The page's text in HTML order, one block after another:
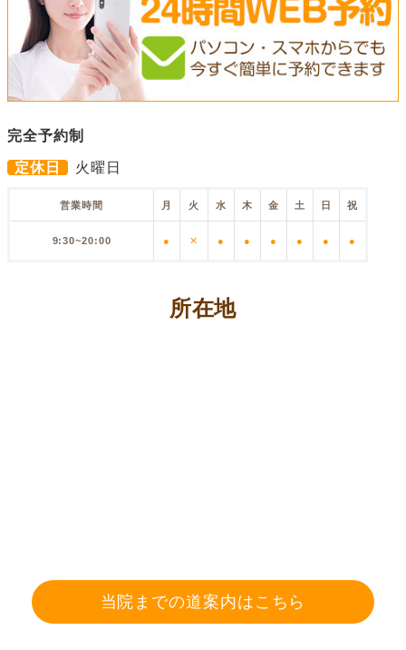
完全予約制
定休日 火曜日
営業時間 月 火 水 木 金 土 日 祝
9:30~20:00 ● ✕ ● ● ● ● ● ●
所在地
当院までの道案内はこちら